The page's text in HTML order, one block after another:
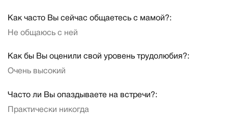
Как часто Вы сейчас общаетесь с мамой?:
Не общаюсь с ней
Как бы Вы оценили свой уровень трудолюбия?:
Очень высокий
Часто ли Вы опаздываете на встречи?:
Практически никогда